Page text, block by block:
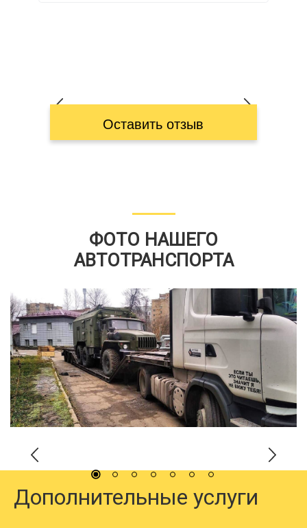
Оставить отзыв
ФОТО НАШЕГО
АВТОТРАНСПОРТА
Дополнительные услуги